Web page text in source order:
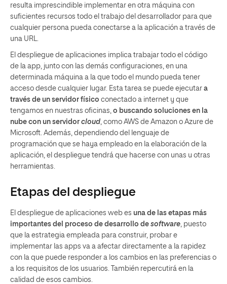
resulta imprescindible implementar en otra máquina con
suficientes recursos todo el trabajo del desarrollador para que
cualquier persona pueda conectarse a la aplicación a través de
una URL.
El despliegue de aplicaciones implica trabajar todo el código
de la app, junto con las demás configuraciones, en una
determinada máquina a la que todo el mundo pueda tener
acceso desde cualquier lugar. Esta tarea se puede ejecutar a
través de un servidor físico conectado a internet y que
tengamos en nuestras oficinas, o buscando soluciones en la
nube con un servidor cloud , como AWS de Amazon o Azure de
Microsoft. Además, dependiendo del lenguaje de
programación que se haya empleado en la elaboración de la
aplicación, el despliegue tendrá que hacerse con unas u otras
herramientas.
Etapas del despliegue
El despliegue de aplicaciones web es una de las etapas más
importantes del proceso de desarrollo de software , puesto
que la estrategia empleada para construir, probar e
implementar las apps va a afectar directamente a la rapidez
con la que puede responder a los cambios en las preferencias o
a los requisitos de los usuarios. También repercutirá en la
calidad de esos cambios.